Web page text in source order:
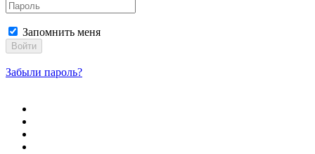
Запомнить меня
Войти
Забыли пароль?